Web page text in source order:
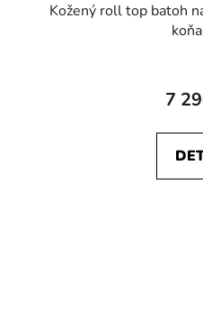
Kožený roll top batoh
7